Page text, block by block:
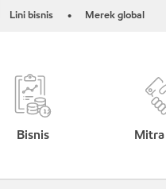
Lini bisnis • Merek global
Bisnis